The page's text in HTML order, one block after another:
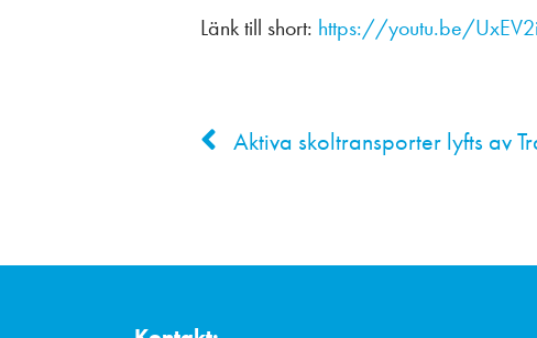
Länk till short: https://youtu.be/